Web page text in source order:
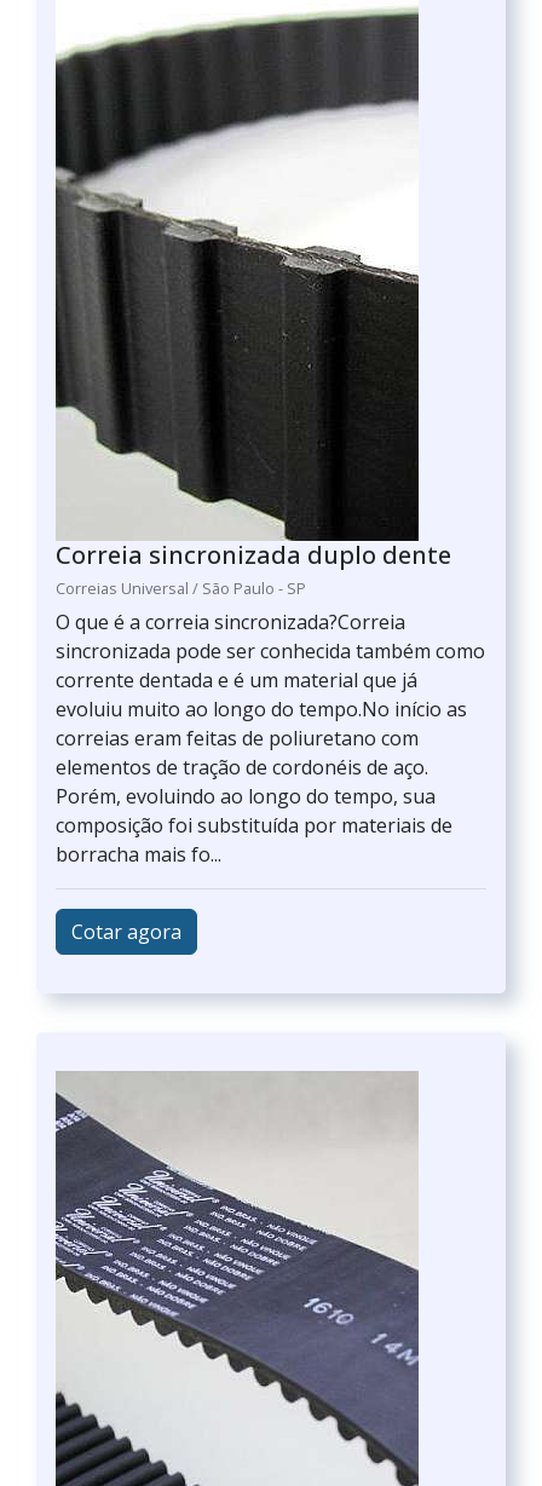
Correia sincronizada duplo dente
Correias Universal / São Paulo - SP
O que é a correia sincronizada?Correia
sincronizada pode ser conhecida também como
corrente dentada e é um material que já
evoluiu muito ao longo do tempo.No início as
correias eram feitas de poliuretano com
elementos de tração de cordonéis de aço.
Porém, evoluindo ao longo do tempo, sua
composição foi substituída por materiais de
borracha mais fo...
Cotar agora